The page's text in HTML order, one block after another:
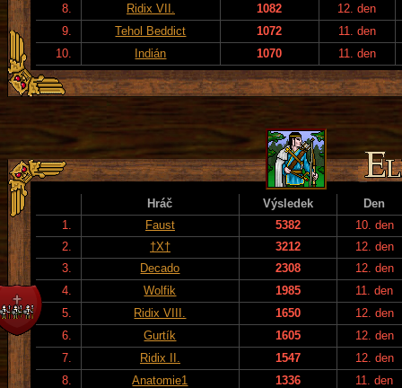
8.
Ridix VII. 1082
12. den
9.
Tehol Beddict 1072
11. den
10.
Indián 1070 11. den
Hráč Výsledek
Den
1.
Faust 5382
10. den
2.
†X† 3212
12. den
3.
Decado 2308
12. den
4.
Wolfik 1985
11. den
5.
Ridix VIII. 1650
12. den
6.
Gurtík 1605
12. den
7.
Ridix II. 1547
12. den
8.
Anatomie1 1336
11. den